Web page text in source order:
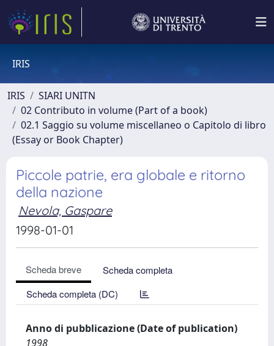
IRIS
IRIS
SIARI UNITN
02 Contributo in volume (Part of a book)
02.1 Saggio su volume miscellaneo o Capitolo di libro
(Essay or Book Chapter)
Piccole patrie, era globale e ritorno
della nazione
Nevola, Gaspare
1998-01-01
Scheda breve
Scheda completa
Scheda completa (DC)
Anno di pubblicazione (Date of publication)
1998